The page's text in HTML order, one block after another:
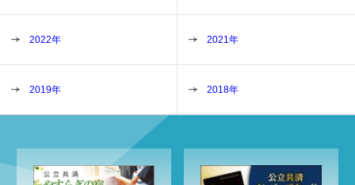
2022年 2021年
2019年 2018年